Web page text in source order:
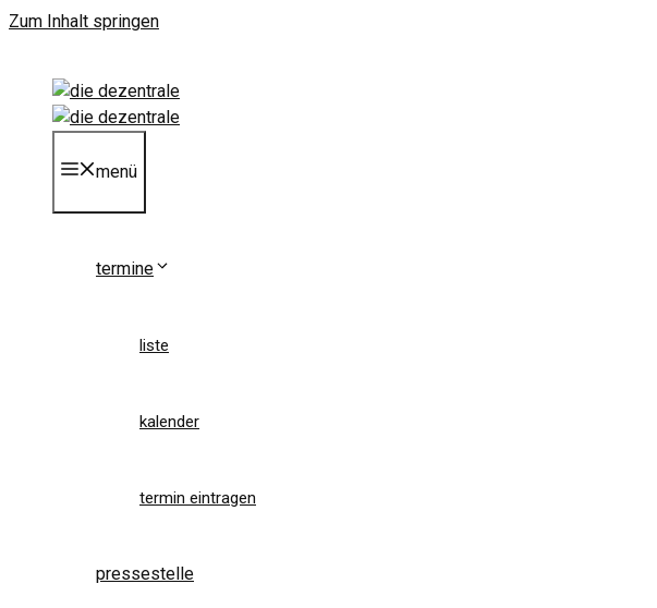
Zum Inhalt springen
menü
termine
liste
kalender
termin eintragen
pressestelle